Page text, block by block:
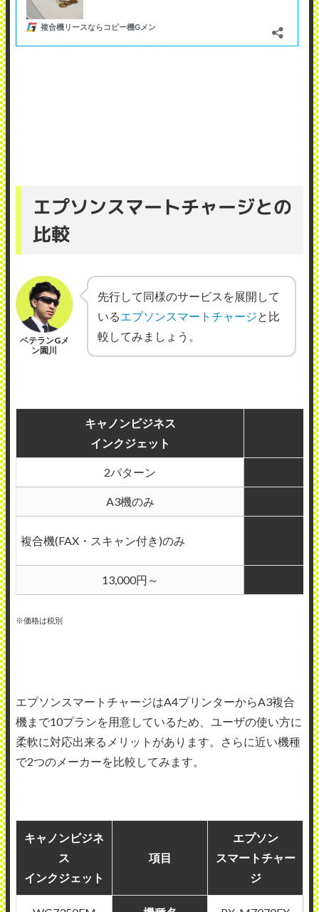
エプソンスマートチャージとの
比較
ベテランGメ
ン園川
先行して同様のサービスを展開して
いるエプソンスマートチャージと比
較してみましょう。
キャノンビジネス
インクジェット
2パターン
A3機のみ
複合機(FAX・スキャン付き)のみ
13,000円～
※価格は税別
エプソンスマートチャージはA4プリンターからA3複合
機まで10プランを用意しているため、ユーザの使い方に
柔軟に対応出来るメリットがあります。さらに近い機種
で2つのメーカーを比較してみます。
キャノンビジネ
ス
インクジェット
項目
エプソン
スマートチャー
ジ